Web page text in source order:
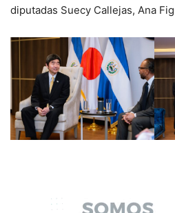
diputadas Suecy Callejas, Ana